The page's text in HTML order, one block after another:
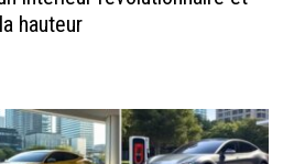
hauteur